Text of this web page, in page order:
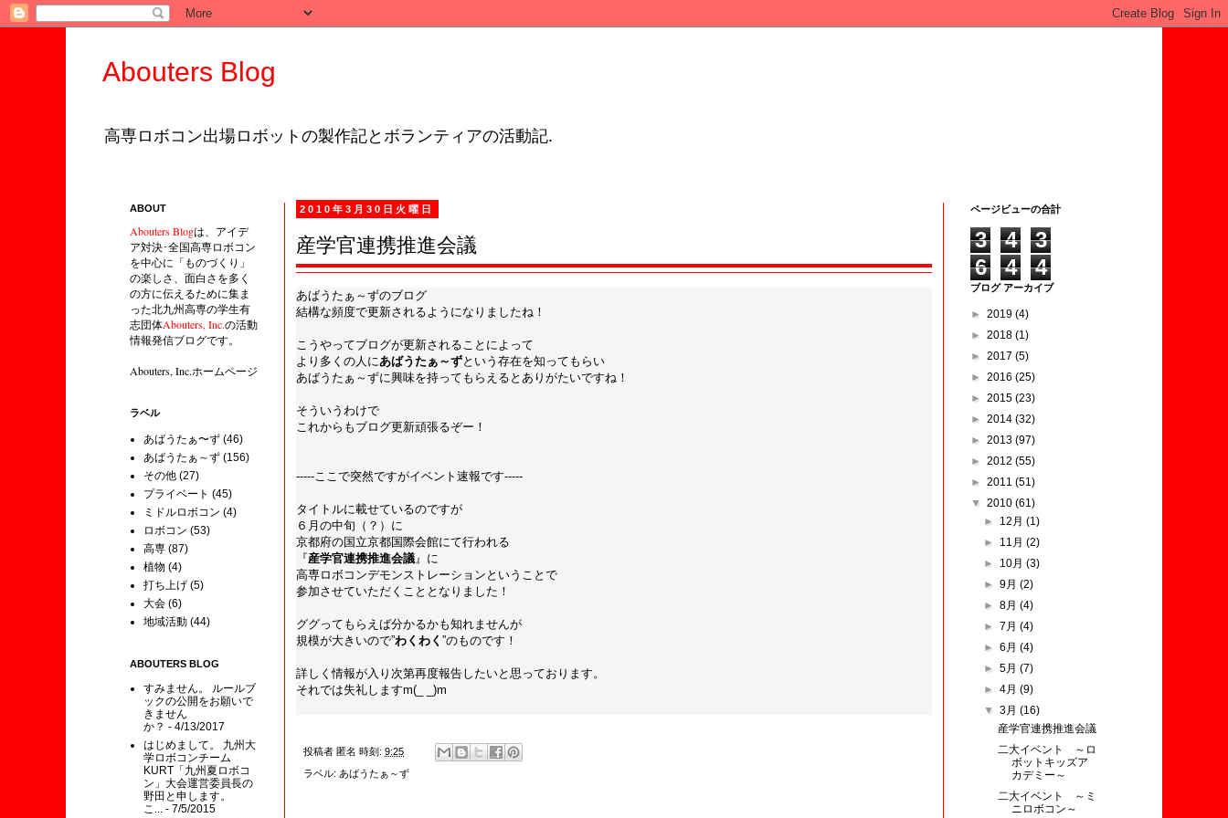
Abouters Blog
高専ロボコン出場ロボットの製作記とボランティアの活動記.
2010年3月30日火曜日
産学官連携推進会議
あばうたぁ～ずのブログ
結構な頻度で更新されるようになりましたね！
こうやってブログが更新されることによって
より多くの人にあばうたぁ～ずという存在を知ってもらい
あばうたぁ～ずに興味を持ってもらえるとありがたいですね！
そういうわけで
これからもブログ更新頑張るぞー！
-----ここで突然ですがイベント速報です-----
タイトルに載せているのですが
６月の中旬（？）に
京都府の国立京都国際会館にて行われる
『産学官連携推進会議』に
高専ロボコンデモンストレーションということで
参加させていただくこととなりました！
ググってもらえば分かるかも知れませんが
規模が大きいので”わくわく ”のものです！
詳しく情報が入り次第再度報告したいと思っております。
それでは失礼しますm(_ _)m
投稿者 匿名 時刻: 9:25
ラベル: あばうたぁ～ず
ABOUT
Abouters Blogは、アイデ
ア対決･全国高専ロボコン
を中心に「ものづくり」
の楽しさ、面白さを多く
の方に伝えるために集ま
った北九州高専の学生有
志団体Abouters, Inc.の活動
情報発信ブログです。
Abouters, Inc.ホームページ
ラベル
あばうたぁ〜ず (46)
あばうたぁ～ず (156)
その他 (27)
プライベート (45)
ミドルロボコン (4)
ロボコン (53)
高専 (87)
植物 (4)
打ち上げ (5)
大会 (6)
地域活動 (44)
ABOUTERS BLOG
すみません。 ルールブ
ックの公開をお願いで
きません
か？ - 4/13/2017
はじめまして。 九州大
学ロボコンチーム
KURT「九州夏ロボコ
ン」大会運営委員長の
野田と申します。
こ... - 7/5/2015
ページビューの合計
3 4
3
6
4 4
ブログ アーカイブ
► 2019 (4)
► 2018 (1)
► 2017 (5)
► 2016 (25)
► 2015 (23)
► 2014 (32)
► 2013 (97)
► 2012 (55)
► 2011 (51)
▼ 2010 (61)
► 12月(1)
► 11月(2)
► 10月(3)
►9月(2)
►8月(4)
►7月(4)
►6月(4)
►5月(7)
►4月(9)
▼3月(16)
産学官連携推進会議
二大イベント ～ロ
ボットキッズア
カデミー～
二大イベント ～ミ
ニロボコン～